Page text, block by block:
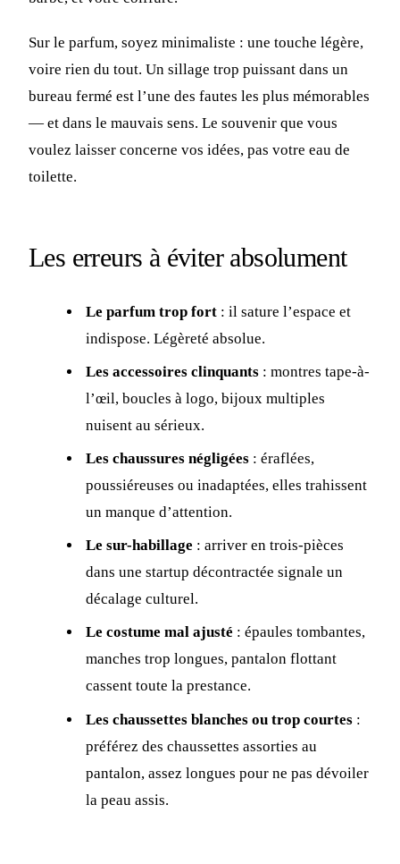
Sur le parfum, soyez minimaliste : une touche légère,
voire rien du tout. Un sillage trop puissant dans un
bureau fermé est l’une des fautes les plus mémorables
— et dans le mauvais sens. Le souvenir que vous
voulez laisser concerne vos idées, pas votre eau de
toilette.
Les erreurs à éviter absolument
Le parfum trop fort : il sature l’espace et
indispose. Légèreté absolue.
Les accessoires clinquants : montres tape-à-
l’œil, boucles à logo, bijoux multiples
nuisent au sérieux.
Les chaussures négligées : éraflées,
poussiéreuses ou inadaptées, elles trahissent
un manque d’attention.
Le sur-habillage : arriver en trois-pièces
dans une startup décontractée signale un
décalage culturel.
Le costume mal ajusté : épaules tombantes,
manches trop longues, pantalon flottant
cassent toute la prestance.
Les chaussettes blanches ou trop courtes :
préférez des chaussettes assorties au
pantalon, assez longues pour ne pas dévoiler
la peau assis.